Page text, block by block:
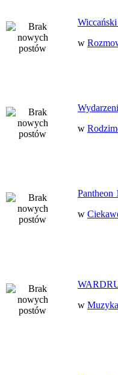
w
w
Pantheon
w
w